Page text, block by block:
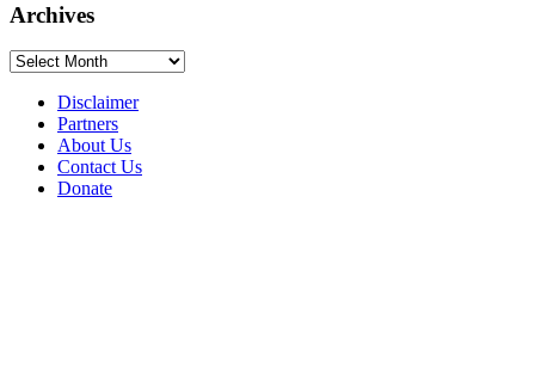
Archives
Archives
Disclaimer
Partners
About Us
Contact Us
Donate